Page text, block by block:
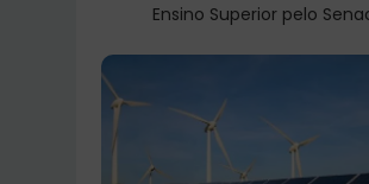
Ensino Superior pelo